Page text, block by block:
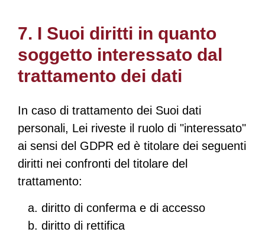
7. I Suoi diritti in quanto
soggetto interessato dal
trattamento dei dati
In caso di trattamento dei Suoi dati
personali, Lei riveste il ruolo di "interessato"
ai sensi del GDPR ed è titolare dei seguenti
diritti nei confronti del titolare del
trattamento:
diritto di conferma e di accesso
diritto di rettifica